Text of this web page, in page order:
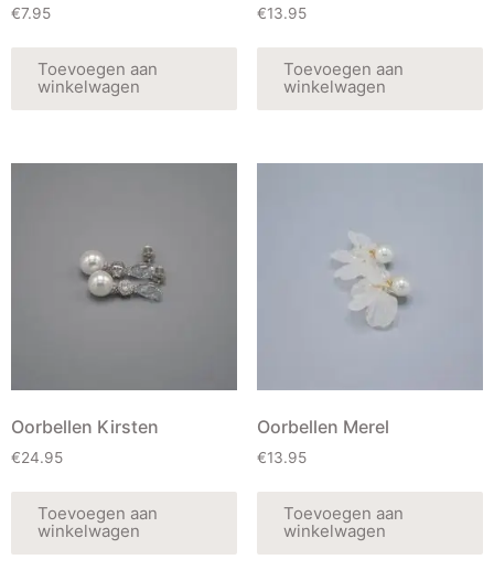
€7.95
Toevoegen aan
winkelwagen
€13.95
Toevoegen aan
winkelwagen
Oorbellen Kirsten
€24.95
Toevoegen aan
winkelwagen
Oorbellen Merel
€13.95
Toevoegen aan
winkelwagen